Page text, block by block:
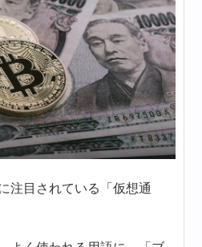
注目されている「仮想通